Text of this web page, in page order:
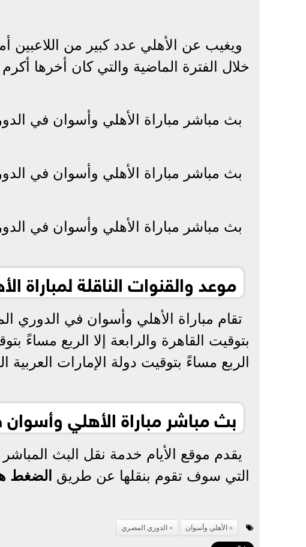
ويغيب عن الأهلي عدد كبير من
خلال الفترة الماضية والتي كان أخرها
بث مباشر مباراة الأهلي وأسوان في
بث مباشر مباراة الأهلي وأسوان في
بث مباشر مباراة الأهلي وأسوان في
موعد والقنوات الناقلة
تقام مباراة الأهلي وأسوان في الدوري
بتوقيت القاهرة والرابعة إلا الربع مساءً
الربع مساءً بتوقيت دولة الإمارات
بث مباشر مباراة الأهلي
يقدم موقع الأيام خدمة نقل البث
التي سوف تقوم بنقلها عن طريق الضغط
الأهلي وأسوان الدوري المصري